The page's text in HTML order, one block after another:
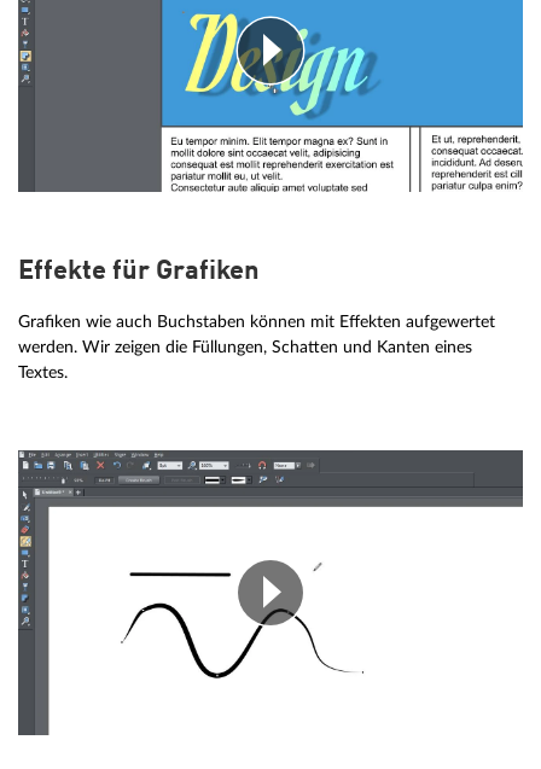
Effekte für Grafiken
Grafiken wie auch Buchstaben können mit Effekten aufgewertet
werden. Wir zeigen die Füllungen, Schatten und Kanten eines
Textes.